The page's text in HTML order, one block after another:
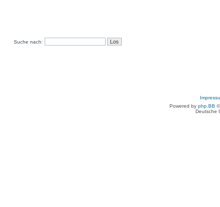
Suche nach:
Powered by php.BB
Deutsche